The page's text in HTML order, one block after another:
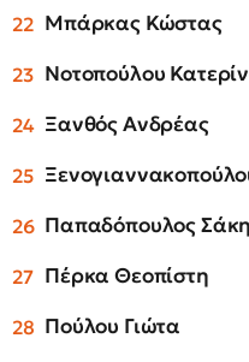
Μπάρκας Κώστας
Νοτοπούλου
Ξανθός Ανδρέας
Παπαδόπουλος
Πέρκα Θεοπίστη
Πούλου Γιώτα